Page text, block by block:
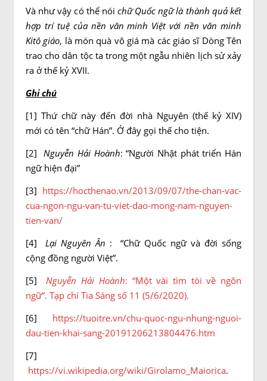
Và như vậy có thể nói chữ Quốc ngữ là thành quả kết
hợp trí tuệ của nền văn minh Việt với nền văn minh
Kitô giáo, là món quà vô giá mà các giáo sĩ Dòng Tên
trao cho dân tộc ta trong một ngẫu nhiên lịch sử xảy
ra ở thế kỷ XVII.
Ghi chú
[1] Thứ chữ này đến đời nhà Nguyên (thế kỷ XIV)
mới có tên “chữ Hán”. Ở đây gọi thế cho tiện.
[2]Nguyễn Hải Hoành: “Người Nhật phát triển Hán
ngữ hiện đại”
[3] https://hocthenao.vn/2013/09/07/the-chan-vac-
cua-ngon-ngu-van-tu-viet-dao-mong-nam-nguyen-
tien-van/
[4] Lại Nguyên Ân : “Chữ Quốc ngữ và đời sống
cộng đồng người Việt”.
[5]Nguyễn Hải Hoành: “Một vài tìm tòi về ngôn
ngữ”. Tạp chí Tia Sáng số 11 (5/6/2020).
[6] https://tuoitre.vn/chu-quoc-ngu-nhung-nguoi-
dau-tien-khai-sang-20191206213804476.htm
[7]
https://vi.wikipedia.org/wiki/Girolamo_Maiorica.